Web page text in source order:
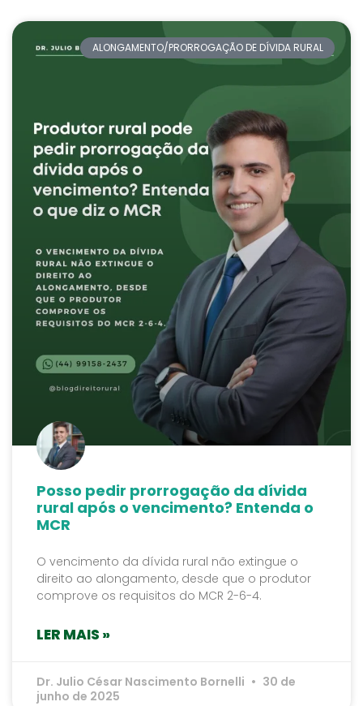
ALONGAMENTO/PRORROGAÇÃO DE DÍVIDA RURAL
Posso pedir prorrogação da dívida
rural após o vencimento? Entenda o
MCR
O vencimento da dívida rural não extingue o
direito ao alongamento, desde que o produtor
comprove os requisitos do MCR 2-6-4.
LER MAIS »
Dr. Julio César Nascimento Bornelli
30 de
junho de 2025